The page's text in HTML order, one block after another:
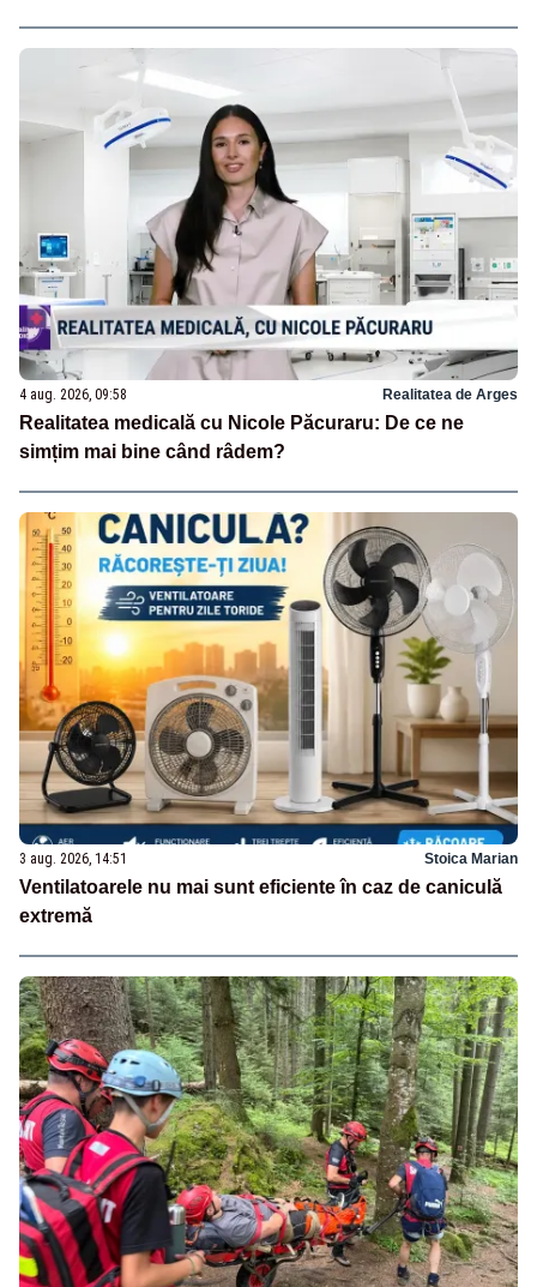
4 aug. 2026, 09:58 Realitatea de Arges
Realitatea medicală cu Nicole Păcuraru: De ce ne
simțim mai bine când râdem?
3 aug. 2026, 14:51 Stoica Marian
Ventilatoarele nu mai sunt eficiente în caz de caniculă
extremă